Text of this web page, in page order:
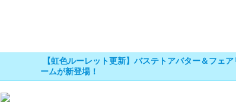
【虹色ルーレット更新】バステトアバター＆フェ
ームが新登場！